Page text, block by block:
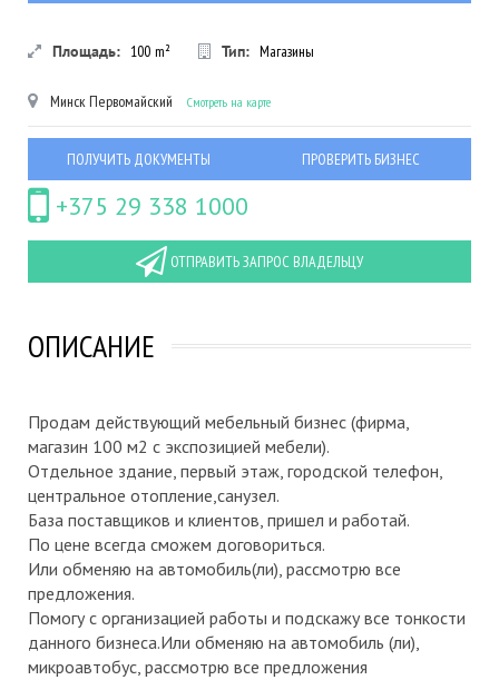
Площадь: 100 m² Тип: Магазины
МинскПервомайский Смотреть на карте
ПОЛУЧИТЬ ДОКУМЕНТЫ ПРОВЕРИТЬ БИЗНЕС
+375 29 338 1000
ОТПРАВИТЬ ЗАПРОС ВЛАДЕЛЬЦУ
ОПИСАНИЕ
Продам действующий мебельный бизнес (фирма,
магазин 100 м2 с экспозицией мебели).
Отдельное здание, первый этаж, городской телефон,
центральное отопление,санузел.
База поставщиков и клиентов, пришел и работай.
По цене всегда сможем договориться.
Или обменяю на автомобиль(ли), рассмотрю все
предложения.
Помогу с организацией работы и подскажу все тонкости
данного бизнеса.Или обменяю на автомобиль (ли),
микроавтобус, рассмотрю все предложения